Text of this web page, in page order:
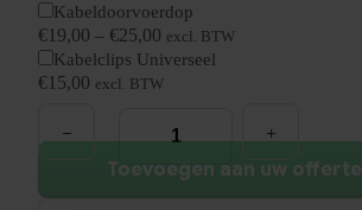
Kabeldoorvoerdop
€19,00 – €25,00 excl. BTW
Kabelclips Universeel
€15,00 excl. BTW
Zit/Sta
140x80cm
Toevoegen aan uw offerte